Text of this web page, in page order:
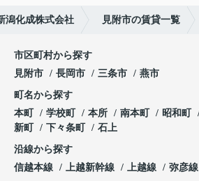
潟化成株式会社 見附市の賃貸一覧
市区町村から探す
見附市
長岡市 三条市 燕市
町名から探す
本町
学校町 本所 南本町 昭和町
新町
下々条町 石上
沿線から探す
信越本線
上越新幹線 上越線 弥彦線